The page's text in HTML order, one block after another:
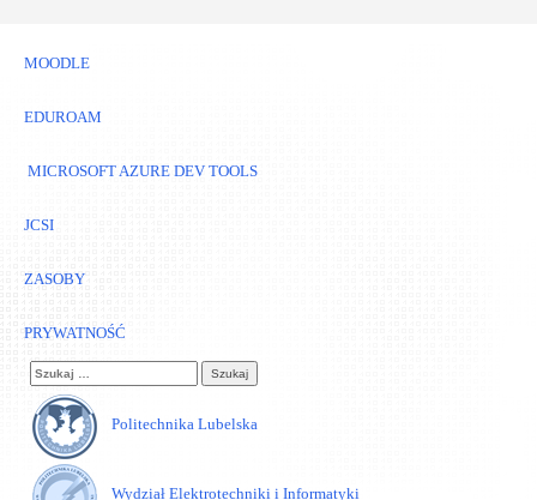
MOODLE
EDUROAM
MICROSOFT AZURE DEV TOOLS
JCSI
ZASOBY
PRYWATNOŚĆ
Szukaj:
Politechnika Lubelska
Wydział Elektrotechniki i Informatyki